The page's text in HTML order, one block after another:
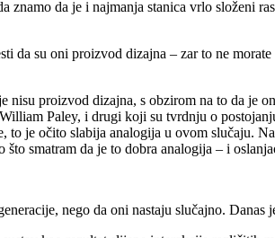
znamo da je i najmanja stanica vrlo
da su oni proizvod dizajna – zar to ne
proizvod dizajna, s obzirom na to da je
Paley, i drugi koji su tvrdnju o
je očito slabija analogija u ovom slučaju.
smatram da je to dobra analogija – i
nego da oni nastaju slučajno.